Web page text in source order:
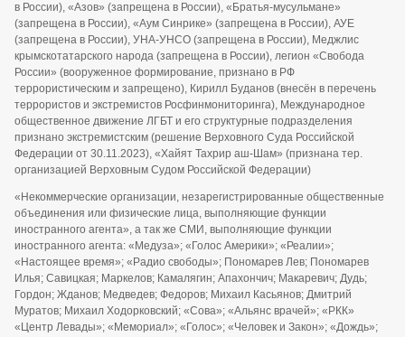
в России), «Азов» (запрещена в России), «Братья-мусульмане»
(запрещена в России), «Аум Синрике» (запрещена в России), АУЕ
(запрещена в России), УНА-УНСО (запрещена в России), Меджлис
крымскотатарского народа (запрещена в России), легион «Свобода
России» (вооруженное формирование, признано в РФ
террористическим и запрещено), Кирилл Буданов (внесён в перечень
террористов и экстремистов Росфинмониторинга), Международное
общественное движение ЛГБТ и его структурные подразделения
признано экстремистским (решение Верховного Суда Российской
Федерации от 30.11.2023), «Хайят Тахрир аш-Шам» (признана тер.
организацией Верховным Судом Российской Федерации)
«Некоммерческие организации, незарегистрированные общественные
объединения или физические лица, выполняющие функции
иностранного агента», а так же СМИ, выполняющие функции
иностранного агента: «Медуза»; «Голос Америки»; «Реалии»;
«Настоящее время»; «Радио свободы»; Пономарев Лев; Пономарев
Илья; Савицкая; Маркелов; Камалягин; Апахончич; Макаревич; Дудь;
Гордон; Жданов; Медведев; Федоров; Михаил Касьянов; Дмитрий
Муратов; Михаил Ходорковский; «Сова»; «Альянс врачей»; «РКК»
«Центр Левады»; «Мемориал»; «Голос»; «Человек и Закон»; «Дождь»;